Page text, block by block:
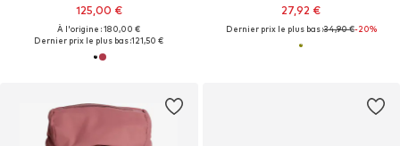
125,00 €
À l'origine : 180,00 €
Dernier prix le plus bas :121,50 €
27,92 €
Dernier prix le plus bas :34,90 €-20%